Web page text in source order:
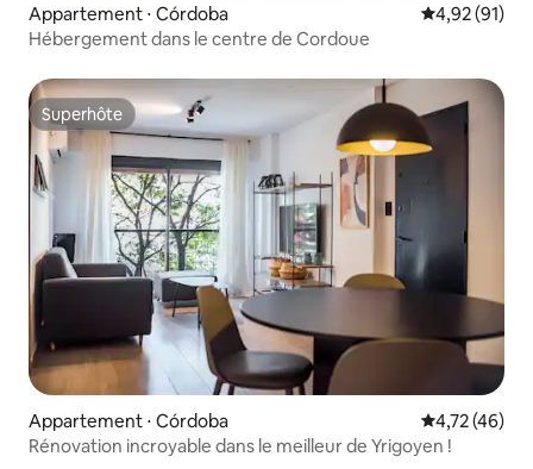
Appartement ⋅ Córdoba Évaluation
4,92 (91)
Hébergement dans le centre de Cordoue
Superhôte
Superhôte
Appartement ⋅ Córdoba Évaluation
4,72 (46)
Rénovation incroyable dans le meilleur de Yrigoyen !